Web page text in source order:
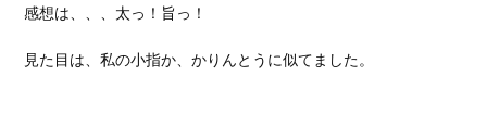
感想は、、、太っ！旨っ！
見た目は、私の小指か、かりんとうに似てました。